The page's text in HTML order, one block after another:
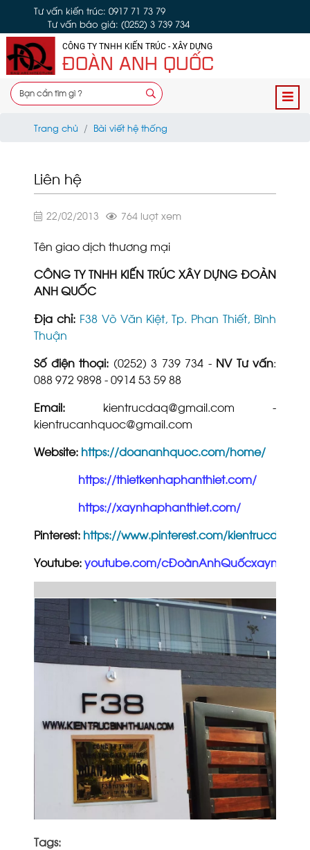
Tư vấn kiến trúc: 0917 71 73 79
Tư vấn báo giá: (0252) 3 739 734
CÔNG TY TNHH KIẾN TRÚC - XÂY DỰNG
ĐOÀN ANH QUỐC
Trang chủ Bài viết hệ thống
Liên hệ
22/02/2013 764 lượt xem
Tên giao dịch thương mại
CÔNG TY TNHH KIẾN TRÚC XÂY DỰNG ĐOÀN
ANH QUỐC
Địa chỉ: F38 Võ Văn Kiệt, Tp. Phan Thiết, Bình
Thuận
Số điện thoại: (0252) 3 739 734 - NV Tư vấn:
088 972 9898 - 0914 53 59 88
Email: kientrucdaq@gmail.com -
kientrucanhquoc@gmail.com
Website: https://doananhquoc.com/home/
https://thietkenhaphanthiet.com/
https://xaynhaphanthiet.com/
Pinterest: https://www.pinterest.com/kientrucdaq/
Youtube:youtube.com/
Tags: